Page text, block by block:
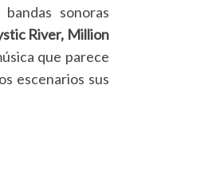
sonoras
River, Million
que parece
escenarios sus